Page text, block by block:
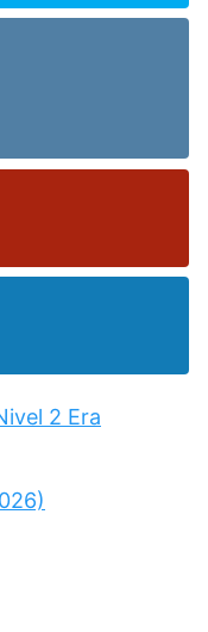
2 Era